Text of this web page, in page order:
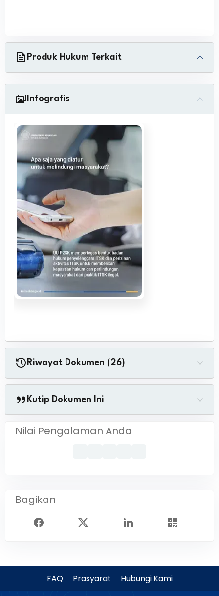
Produk Hukum Terkait
Infografis
Riwayat Dokumen (26)
Kutip Dokumen Ini
Nilai Pengalaman Anda
Bagikan
FAQ Prasyarat Hubungi Kami